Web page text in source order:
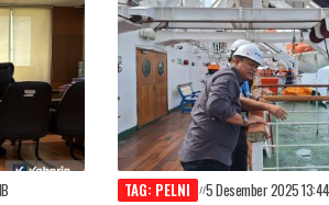
TAG: PELNI 5 Desember 2025